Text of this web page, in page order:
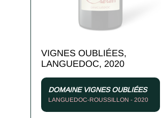
VIGNES OUBLIÉES,
LANGUEDOC, 2020
DOMAINE VIGNES OUBLIÉES
LANGUEDOC-ROUSSILLON - 2020